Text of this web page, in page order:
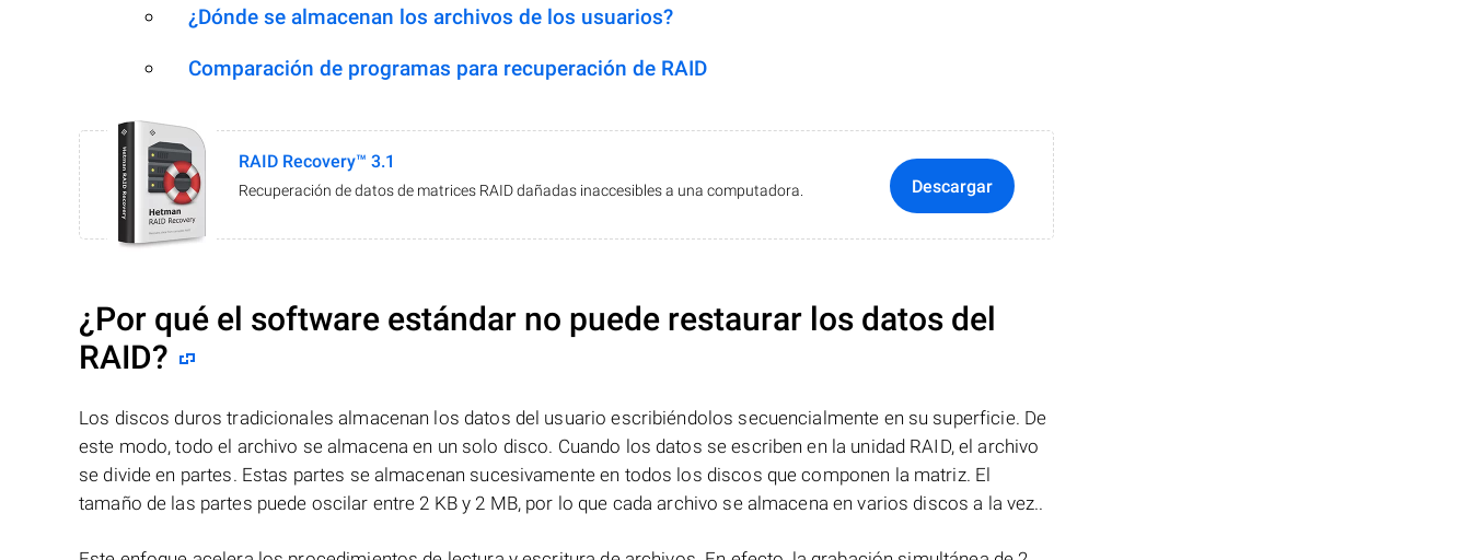
¿Dónde se almacenan los archivos de los usuarios?
Comparación de programas para recuperación de RAID
RAID Recovery™ 3.1
Recuperación de datos de matrices RAID dañadas inaccesibles a una computadora. Descargar
¿Por qué el software estándar no puede restaurar los datos del
RAID?
Los discos duros tradicionales almacenan los datos del usuario escribiéndolos secuencialmente en su superficie. De
este modo, todo el archivo se almacena en un solo disco. Cuando los datos se escriben en la unidad RAID, el archivo
se divide en partes. Estas partes se almacenan sucesivamente en todos los discos que componen la matriz. El
tamaño de las partes puede oscilar entre 2 KB y 2 MB, por lo que cada archivo se almacena en varios discos a la vez..